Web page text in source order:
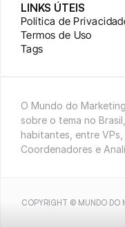
LINKS ÚTEIS
Política de
Termos de Uso
Tags
O Mundo do
sobre o tema no
habitantes, entre VPs,
Coordenadores e
COPYRIGHT © MUNDO DO